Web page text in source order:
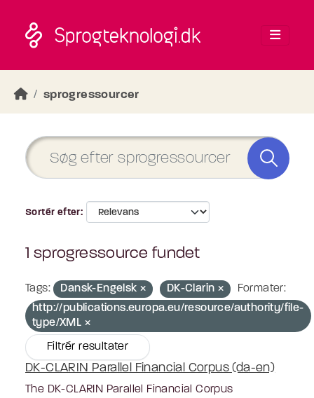
sprogressourcer
Sortér efter
1 sprogressource fundet
Tags: Dansk-Engelsk DK-Clarin
Formater:
http://publications.europa.eu/resource/authority/file-
type/XML
Filtrér resultater
DK-CLARIN Parallel Financial Corpus (da-en)
The DK-CLARIN Parallel Financial Corpus